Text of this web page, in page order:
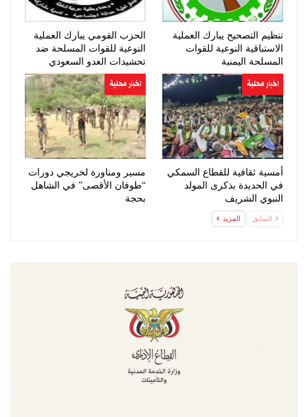
تنظيم التصحيح يبارك العملية
الاستباقية النوعية للقوات
المسلحة اليمنية
الحزب القومي يبارك العملية
النوعية للقوات المسلحة ضد
تحشيدات العدو السعودي
اخبار محلية
أمسية ثقافية للقطاع السمكي
في الحديدة بذكرى المولد
النبوي الشريف
اخبار محلية
مسير ومناورة لخريجي دورات
“طوفان الأقصى” في الشاهل
بحجة
السابق المزيد